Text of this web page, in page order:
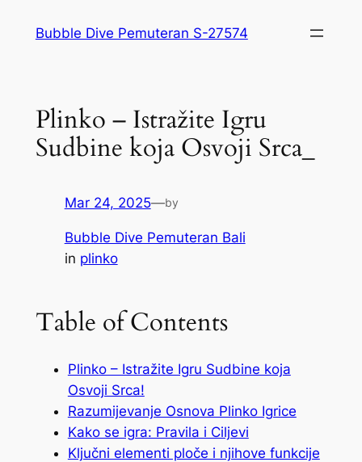
Bubble Dive Pemuteran S-27574
Plinko – Istražite Igru
Sudbine koja Osvoji Srca_
Mar 24, 2025—by
Bubble Dive Pemuteran Bali
in plinko
Table of Contents
Plinko – Istražite Igru Sudbine koja
Osvoji Srca!
Razumijevanje Osnova Plinko Igrice
Kako se igra: Pravila i Ciljevi
Ključni elementi ploče i njihove funkcije